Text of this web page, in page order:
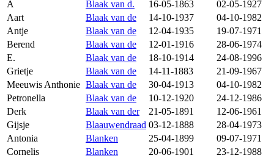
A
Blaak van d. 16-05-1863
02-05-1927
Aart
Blaak van de 14-10-1937
04-10-1982
Antje
Blaak van de 12-04-1935
19-07-1971
Berend
Blaak van de 12-01-1916
28-06-1974
E.
Blaak van de 18-10-1914
24-08-1996
Grietje
Blaak van de 14-11-1883
21-09-1967
Meeuwis Anthonie Blaak van de 30-04-1913
04-10-1982
Petronella
Blaak van de 10-12-1920
24-12-1986
Derk
Blaak van der 21-05-1891
12-06-1961
Gijsje
Blaauwendraad 03-12-1888
28-04-1973
Antonia
Blanken 25-04-1899
09-07-1971
Cornelis
Blanken 20-06-1901
23-12-1988